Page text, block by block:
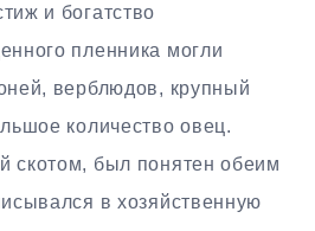
и богатство
пленника могли
верблюдов, крупный
количество овец.
скотом, был понятен обеим
в хозяйственную